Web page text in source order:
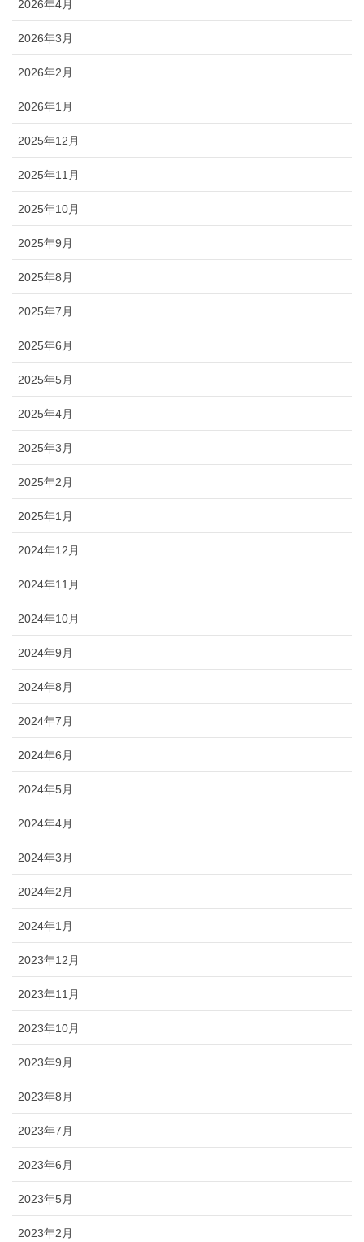
2026年4月
2026年3月
2026年2月
2026年1月
2025年12月
2025年11月
2025年10月
2025年9月
2025年8月
2025年7月
2025年6月
2025年5月
2025年4月
2025年3月
2025年2月
2025年1月
2024年12月
2024年11月
2024年10月
2024年9月
2024年8月
2024年7月
2024年6月
2024年5月
2024年4月
2024年3月
2024年2月
2024年1月
2023年12月
2023年11月
2023年10月
2023年9月
2023年8月
2023年7月
2023年6月
2023年5月
2023年2月